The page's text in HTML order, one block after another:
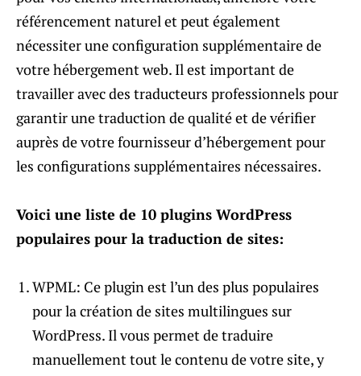
référencement naturel et peut également
nécessiter une configuration supplémentaire de
votre hébergement web. Il est important de
travailler avec des traducteurs professionnels pour
garantir une traduction de qualité et de vérifier
auprès de votre fournisseur d’hébergement pour
les configurations supplémentaires nécessaires.
Voici une liste de 10 plugins WordPress
populaires pour la traduction de sites:
WPML: Ce plugin est l’un des plus populaires
pour la création de sites multilingues sur
WordPress. Il vous permet de traduire
manuellement tout le contenu de votre site, y